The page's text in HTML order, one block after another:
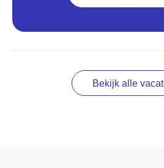
Bekijk alle